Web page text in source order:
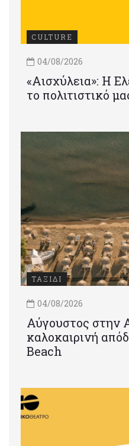
CULTURE
04/08/2026
«Αισχύλεια»: Η
το πολιτιστικό
ΤΑΞΙΔΙ
04/08/2026
Αύγουστος στην
καλοκαιρινή
Beach